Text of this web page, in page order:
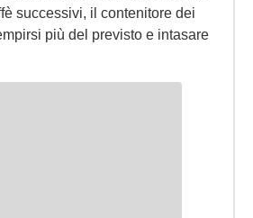
successivi, il contenitore dei
più del previsto e intasare